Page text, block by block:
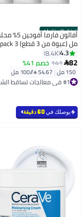
أفضل المنتجات
مل (عبوة من 3 قطع) 3 pack
(50)ملليلتر4.3
8.4K
82
141 خصم 41%
150 مل | #1 في معالجات تساقط الشعر
بتخلّص بسرعة
يوصلك في60 دقيقة